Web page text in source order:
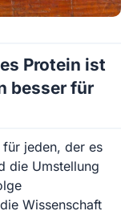
Protein ist
besser für
jeden, der es
die Umstellung
Wissenschaft